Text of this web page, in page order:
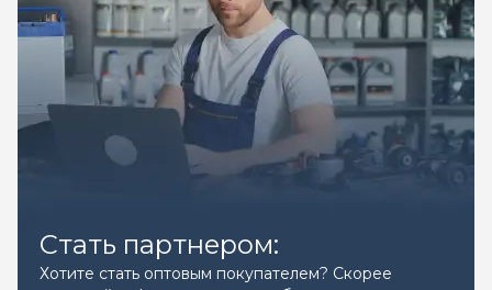
Стать партнером:
Хотите стать оптовым покупателем? Скорее